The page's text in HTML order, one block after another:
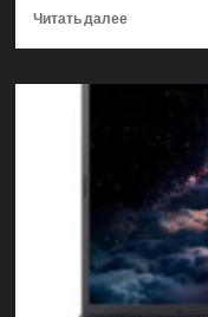
Читать далееПрочитать
Моноблок